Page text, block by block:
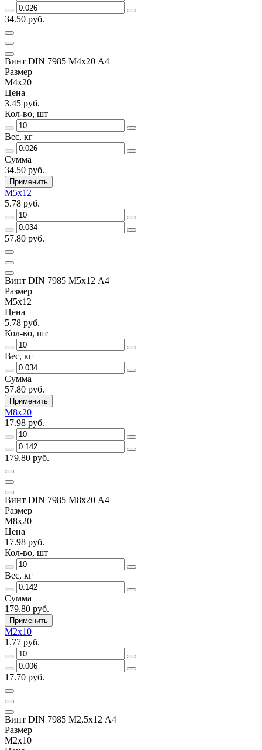
34.50 руб.
Винт DIN 7985 М4х20 A4
Размер
М4х20
Цена
3.45 руб.
Кол-во, шт
Вес, кг
Сумма
34.50 руб.
Применить
М5х12
5.78 руб.
57.80 руб.
Винт DIN 7985 М5х12 A4
Размер
М5х12
Цена
5.78 руб.
Кол-во, шт
Вес, кг
Сумма
57.80 руб.
Применить
М8х20
17.98 руб.
179.80 руб.
Винт DIN 7985 М8х20 A4
Размер
М8х20
Цена
17.98 руб.
Кол-во, шт
Вес, кг
Сумма
179.80 руб.
Применить
М2х10
1.77 руб.
17.70 руб.
Винт DIN 7985 М2,5х12 A4
Размер
М2х10